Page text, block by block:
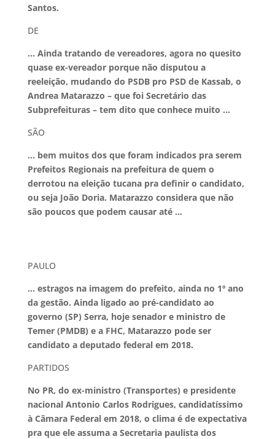
Santos.
DE
… Ainda tratando de vereadores, agora no quesito
quase ex-vereador porque não disputou a
reeleição, mudando do PSDB pro PSD de Kassab, o
Andrea Matarazzo – que foi Secretário das
Subprefeituras – tem dito que conhece muito …
SÃO
… bem muitos dos que foram indicados pra serem
Prefeitos Regionais na prefeitura de quem o
derrotou na eleição tucana pra definir o candidato,
ou seja João Doria. Matarazzo considera que não
são poucos que podem causar até …
PAULO
… estragos na imagem do prefeito, ainda no 1º ano
da gestão. Ainda ligado ao pré-candidato ao
governo (SP) Serra, hoje senador e ministro de
Temer (PMDB) e a FHC, Matarazzo pode ser
candidato a deputado federal em 2018.
PARTIDOS
No PR, do ex-ministro (Transportes) e presidente
nacional Antonio Carlos Rodrigues, candidatíssimo
à Câmara Federal em 2018, o clima é de expectativa
pra que ele assuma a Secretaria paulista dos